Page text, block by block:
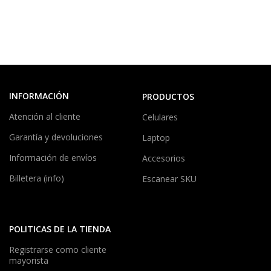
INFORMACIÓN
Atención al cliente
Garantía y devoluciones
Información de envíos
Billetera (info)
PRODUCTOS
Celulares
Laptop
Accesorios
Escanear SKU
POLITICAS DE LA TIENDA
Registrarse como cliente
mayorista